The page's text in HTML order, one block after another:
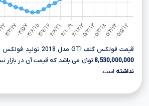
قیمت فولکس گلف GTI مدل 2018 تولید فولکس واگن، در تاریخ 14 مرداد
8,530,000,000 تومانءءء می باشد که قیمت آن در بازار نسبت
نداشته است.